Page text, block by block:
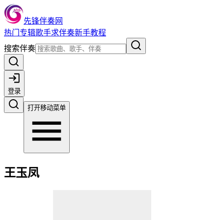
先锋伴奏网
热门 专辑歌手求伴奏新手教程
搜索伴奏
登录
打开移动菜单
王玉凤